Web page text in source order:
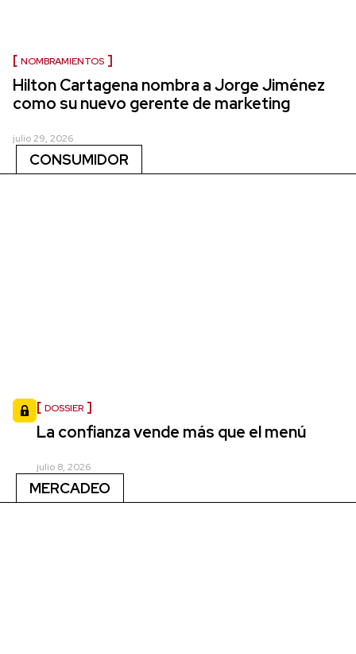
NOMBRAMIENTOS
Hilton Cartagena nombra a Jorge Jiménez
como su nuevo gerente de marketing
julio 29, 2026
CONSUMIDOR
DOSSIER
La confianza vende más que el menú
julio 8, 2026
MERCADEO